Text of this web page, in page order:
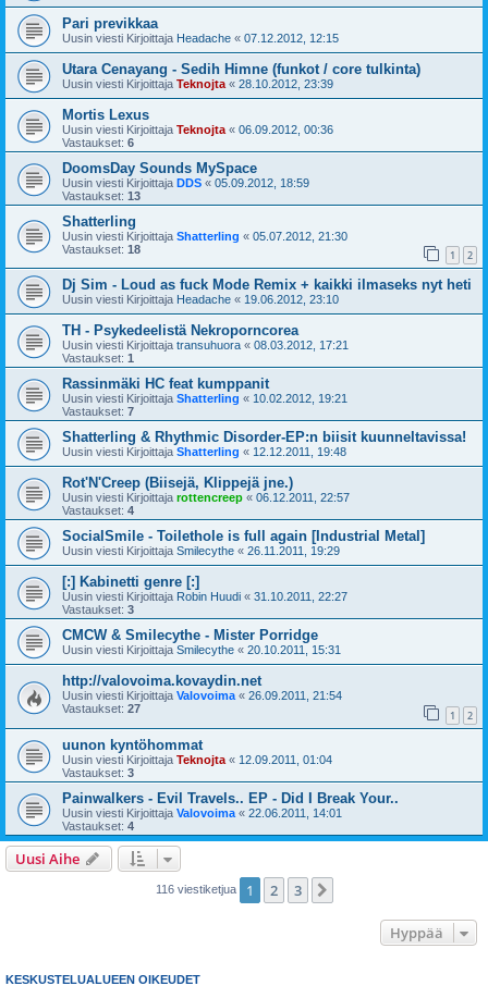
Pari previkkaa
Uusin viesti Kirjoittaja Headache « 07.12.2012, 12:15
Utara Cenayang - Sedih Himne (funkot / core tulkinta)
Uusin viesti Kirjoittaja Teknojta « 28.10.2012, 23:39
Mortis Lexus
Uusin viesti Kirjoittaja Teknojta « 06.09.2012, 00:36
Vastaukset: 6
DoomsDay Sounds MySpace
Uusin viesti Kirjoittaja DDS « 05.09.2012, 18:59
Vastaukset: 13
Shatterling
Uusin viesti Kirjoittaja Shatterling « 05.07.2012, 21:30
Vastaukset: 18 1 2
Dj Sim - Loud as fuck Mode Remix + kaikki ilmaseks nyt heti
Uusin viesti Kirjoittaja Headache « 19.06.2012, 23:10
TH - Psykedeelistä Nekroporncorea
Uusin viesti Kirjoittaja transuhuora « 08.03.2012, 17:21
Vastaukset: 1
Rassinmäki HC feat kumppanit
Uusin viesti Kirjoittaja Shatterling « 10.02.2012, 19:21
Vastaukset: 7
Shatterling & Rhythmic Disorder-EP:n biisit kuunneltavissa!
Uusin viesti Kirjoittaja Shatterling « 12.12.2011, 19:48
Rot'N'Creep (Biisejä, Klippejä jne.)
Uusin viesti Kirjoittaja rottencreep « 06.12.2011, 22:57
Vastaukset: 4
SocialSmile - Toilethole is full again [Industrial Metal]
Uusin viesti Kirjoittaja Smilecythe « 26.11.2011, 19:29
[:] Kabinetti genre [:]
Uusin viesti Kirjoittaja Robin Huudi « 31.10.2011, 22:27
Vastaukset: 3
CMCW & Smilecythe - Mister Porridge
Uusin viesti Kirjoittaja Smilecythe « 20.10.2011, 15:31
http://valovoima.kovaydin.net
Uusin viesti Kirjoittaja Valovoima « 26.09.2011, 21:54
Vastaukset: 27 1 2
uunon kyntöhommat
Uusin viesti Kirjoittaja Teknojta « 12.09.2011, 01:04
Vastaukset: 3
Painwalkers - Evil Travels.. EP - Did I Break Your..
Uusin viesti Kirjoittaja Valovoima « 22.06.2011, 14:01
Vastaukset: 4
Uusi Aihe
116 viestiketjua 1 2 3
Hyppää
KESKUSTELUALUEEN OIKEUDET